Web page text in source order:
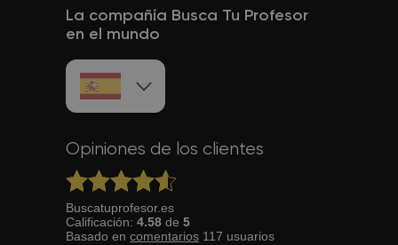
La compañía Busca Tu Profesor
en el mundo
Opiniones de los clientes
Buscatuprofesor.es
Calificación: 4.58 de 5
Basado en comentarios 117 usuarios